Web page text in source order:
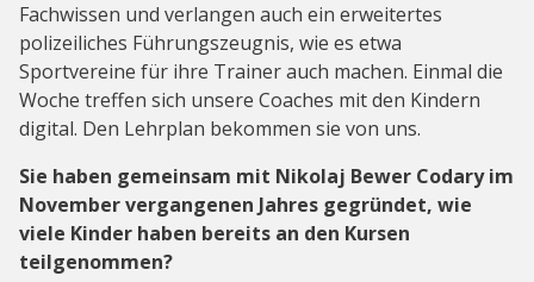
Fachwissen und verlangen auch ein erweitertes
polizeiliches Führungszeugnis, wie es etwa
Sportvereine für ihre Trainer auch machen. Einmal die
Woche treffen sich unsere Coaches mit den Kindern
digital. Den Lehrplan bekommen sie von uns.
Sie haben gemeinsam mit Nikolaj Bewer Codary im
November vergangenen Jahres gegründet, wie
viele Kinder haben bereits an den Kursen
teilgenommen?